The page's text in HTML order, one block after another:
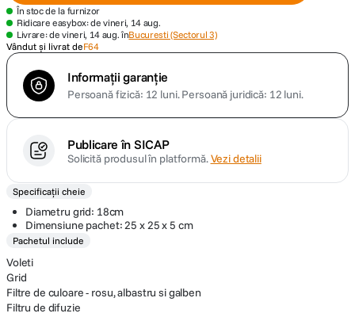
8. godox
9. card memorie
10. nou
În stoc de la furnizor
Ridicare easybox: de vineri, 14 aug.
Livrare: de vineri, 14 aug. înBucuresti (Sectorul 3)
Vândut și livrat deF64
Informații garanție
Persoană fizică: 12 luni.Persoană juridică: 12 luni.
Publicare în SICAP
Solicită produsul în platformă.Vezi detalii
Specificații cheie
Diametru grid: 18cm
Dimensiune pachet: 25 x 25 x 5 cm
Pachetul include
Voleti
Grid
Filtre de culoare - rosu, albastru si galben
Filtru de difuzie